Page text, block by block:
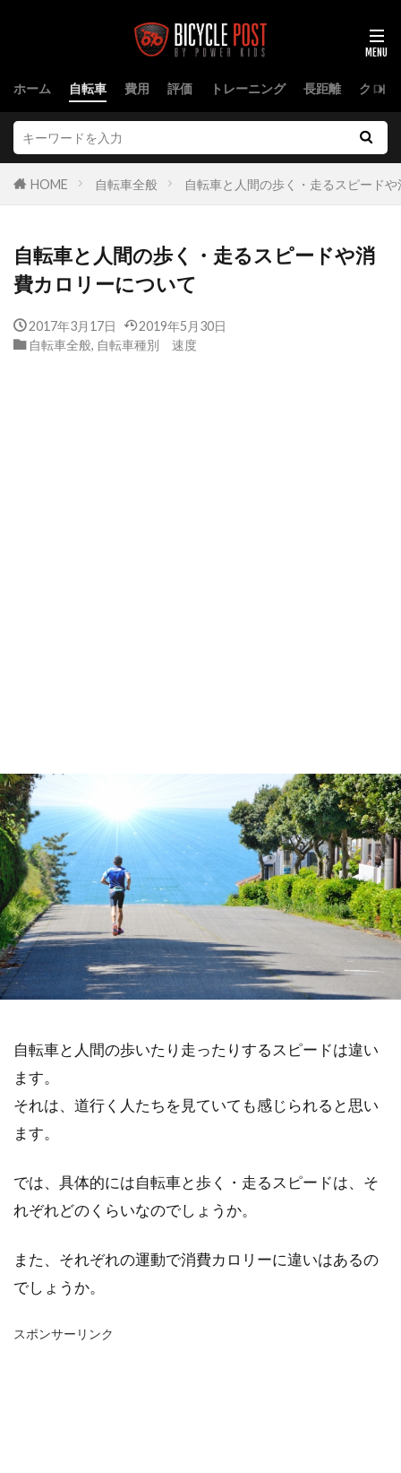
ホーム 自転車 費用 評価 トレーニング 長距離 クロス
HOME 自転車全般 自転車と人間の歩く・走るスピード
自転車と人間の歩く・走るスピードや消
費カロリーについて
2017年3月17日
2019年5月30日
自転車全般, 自転車種別 速度
自転車と人間の歩いたり走ったりするスピードは違い
ます。
それは、道行く人たちを見ていても感じられると思い
ます。
では、具体的には自転車と歩く・走るスピードは、そ
れぞれどのくらいなのでしょうか。
また、それぞれの運動で消費カロリーに違いはあるの
でしょうか。
スポンサーリンク